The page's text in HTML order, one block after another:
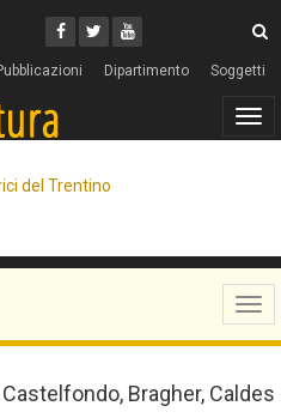
Facebook
Twitter
Youtube
Dipartimento Soggetti
del Trentino
Bragher, Caldes